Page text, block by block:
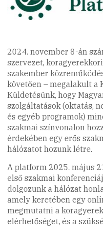
2024. november 8-án
szervezet,
szakember
követően – megalakult a
Küldetésünk, hogy
szolgáltatások (oktatás,
és egyéb programok)
szakmai színvonalon
érdekében egy erős
hálózatot hozunk létre.
A platform 2025. május
első szakmai
dolgozunk a hálózat
amely keretében egy
megmutatni a
elérhetőséget, és a